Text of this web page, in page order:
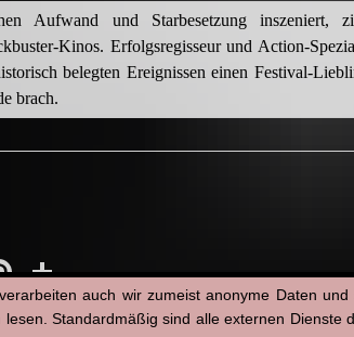
Aufwand und Starbesetzung inszeniert,
Kinos. Erfolgsregisseur und Action-
belegten Ereignissen einen Festival-
brach.
Pinterest
Teilen
auch wir zumeist anonyme Daten
Standardmäßig sind alle externen Dienste